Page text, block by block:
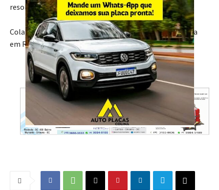
resolvendo questões de compliance, licitações etc.
Colaboração: Veronica Rocha / Digital Trix – Inteligência
em Relações Públicas
- Anúncio -